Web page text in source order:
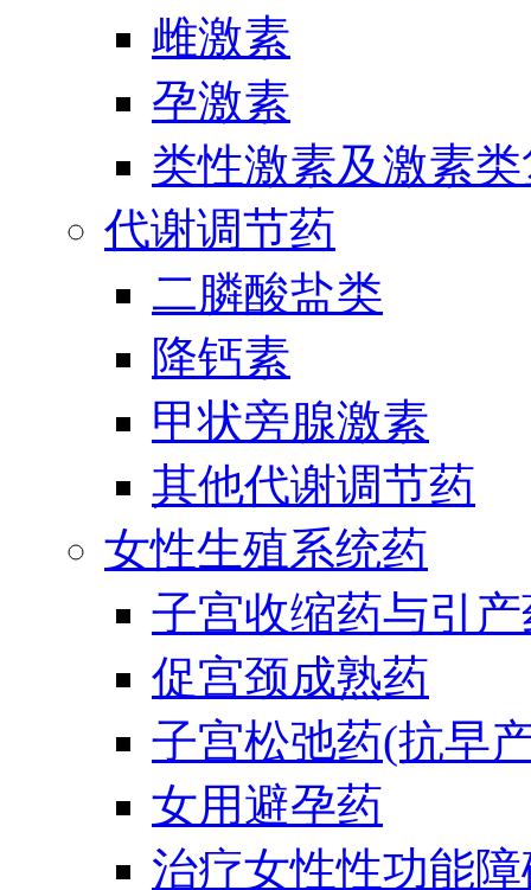
雌激素
孕激素
类性激素及激素
代谢调节药
二膦酸盐类
降钙素
甲状旁腺激素
其他代谢调节药
女性生殖系统药
子宫收缩药与引
促宫颈成熟药
子宫松弛药(抗早
女用避孕药
治疗女性性功能